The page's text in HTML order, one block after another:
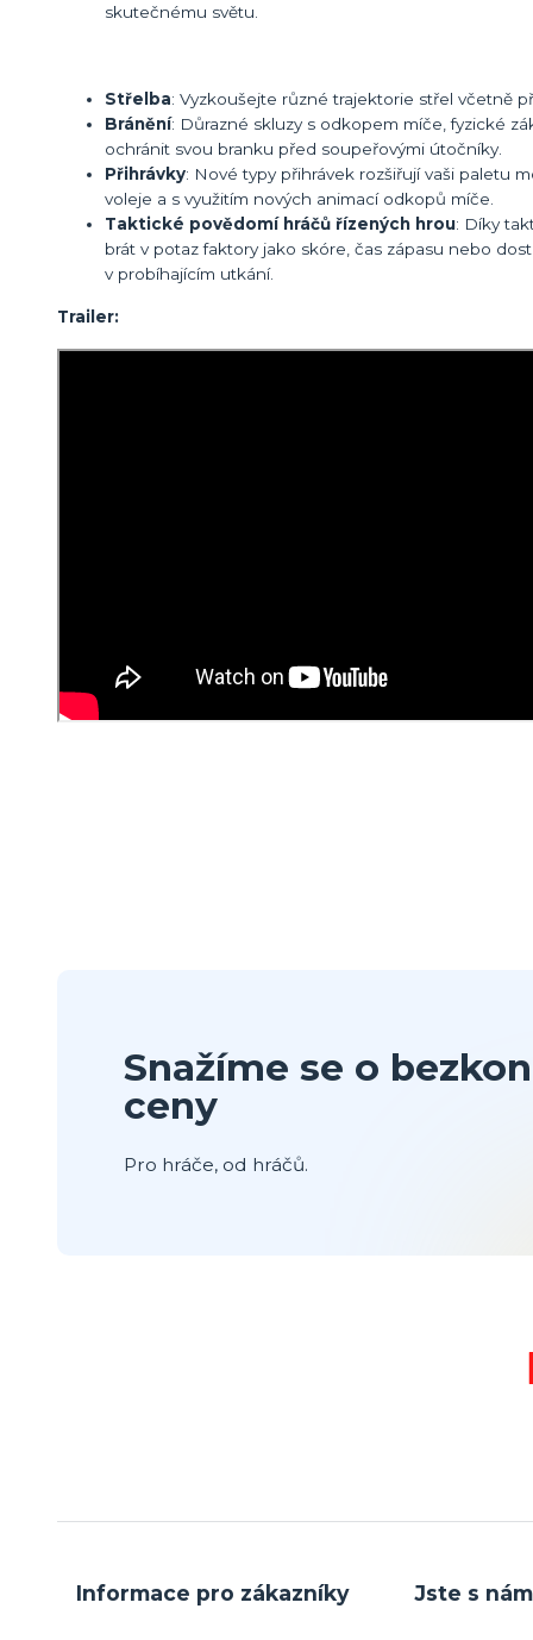
skutečnému světu.
Střelba: Vyzkoušejte různé trajektorie střel včetně
Bránění: Důrazné skluzy s odkopem míče, fyzické
ochránit svou branku před soupeřovými útočníky.
Přihrávky: Nové typy přihrávek rozšiřují vaši paletu
voleje a s využitím nových animací odkopů míče.
Taktické povědomí hráčů řízených hrou: Díky
brát v potaz faktory jako skóre, čas zápasu nebo
v probíhajícím utkání.
Trailer:
Snažíme se o
ceny
Pro hráče, od hráčů.
Informace pro zákazníky Jste s